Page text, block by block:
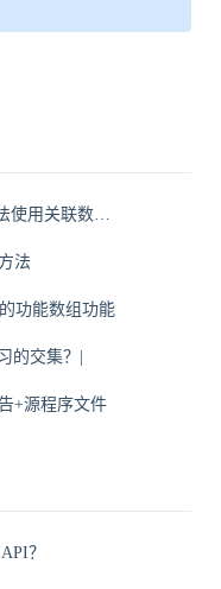
法
功能数组功能
的交集？|
+源程序文件
？